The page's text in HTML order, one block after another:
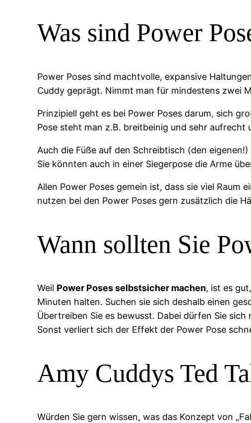
Was sind Power
Power Poses sind machtvolle, expansive
Cuddy geprägt. Nimmt man für mindestens zwei
Prinzipiell geht es bei Power Poses darum, sich
Pose steht man z.B. breitbeinig und sehr aufrecht
Auch die Füße auf den Schreibtisch (den
Sie könnten auch in einer Siegerpose die Arme
Allen Power Poses gemein ist, dass sie viel Raum
nutzen bei den Power Poses gern zusätzlich die
Wann sollten Sie
Weil Power Poses selbstsicher machen, ist es
Minuten halten. Suchen sie sich deshalb einen
Übertreiben Sie es bewusst. Dabei dürfen Sie
Sonst verliert sich der Effekt der Power Pose
Amy Cuddys Ted
Würden Sie gern wissen, was das Konzept von